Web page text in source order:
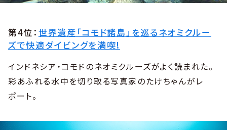
第4位： 世界遺産「コモド諸島」を巡るネオミクルー
ズで快適ダイビングを満喫!
インドネシア・コモドのネオミクルーズがよく読まれた。
彩あふれる水中を切り取る写真家のたけちゃんがレ
ポート。